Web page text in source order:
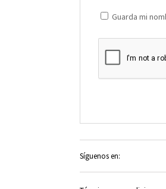
Guarda mi
Síguenos en: